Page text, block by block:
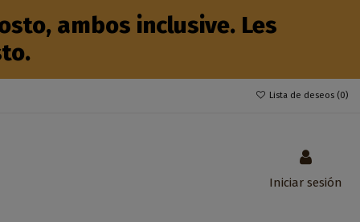
ambos inclusive. Les
Lista de deseos (0)
Iniciar sesión